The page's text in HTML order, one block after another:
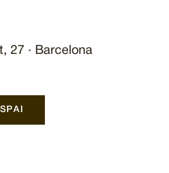
27 · Barcelona